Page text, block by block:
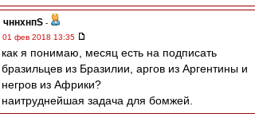
чннхнпS -
01 фев 2018 13:35
как я понимаю, месяц есть на подписать
бразильцев из Бразилии, аргов из Аргентины и
негров из Африки?
наитруднейшая задача для бомжей.